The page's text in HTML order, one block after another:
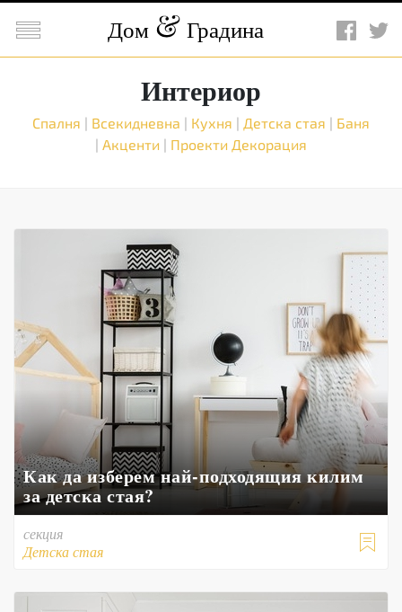
 Дом Градина
Интериор
Спалня | Всекидневна | Кухня | Детска стая | Баня
| Акценти | Проекти Декорация
Как да изберем най-подходящия килим
за детска стая?

секция
Детска стая